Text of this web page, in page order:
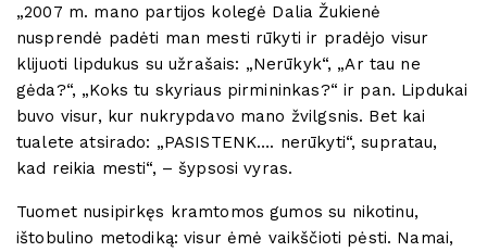
„2007 m. mano partijos kolegė Dalia Žukienė
nusprendė padėti man mesti rūkyti ir pradėjo visur
klijuoti lipdukus su užrašais: „Nerūkyk“, „Ar tau ne
gėda?“, „Koks tu skyriaus pirmininkas?“ ir pan. Lipdukai
buvo visur, kur nukrypdavo mano žvilgsnis. Bet kai
tualete atsirado: „PASISTENK…. nerūkyti“, supratau,
kad reikia mesti“, – šypsosi vyras.
Tuomet nusipirkęs kramtomos gumos su nikotinu,
ištobulino metodiką: visur ėmė vaikščioti pėsti. Namai,